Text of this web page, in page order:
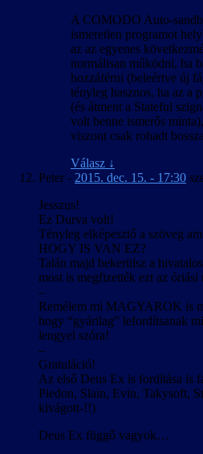
A COMODO Auto-
ismeretlen programot
az az egyenes
normálisan működni, ha
hozzáférni (beleértve új
tényleg hasznos, ha az a
(és átment a Stateful
volt benne ismerős
viszont csak rohadt
Válasz ↓
Peter - 2015. dec. 15. - 17:30
Jesszus!
Ez Durva volt!
Tényleg elképesztő a szöveg
HOGY IS VAN EZ?
Talán majd bekerülsz a
most is megfizették ezt az óriási
–
Remélem mi MAGYAROK is
hogy “gyárilag” lefordítsanak
lengyel szóra!
–
Gratuláció!
Az első Deus Ex is fordítása is
Piedon, Slain, Evin, Takysoft,
kivágott-!!)
Deus Ex függő vagyok…